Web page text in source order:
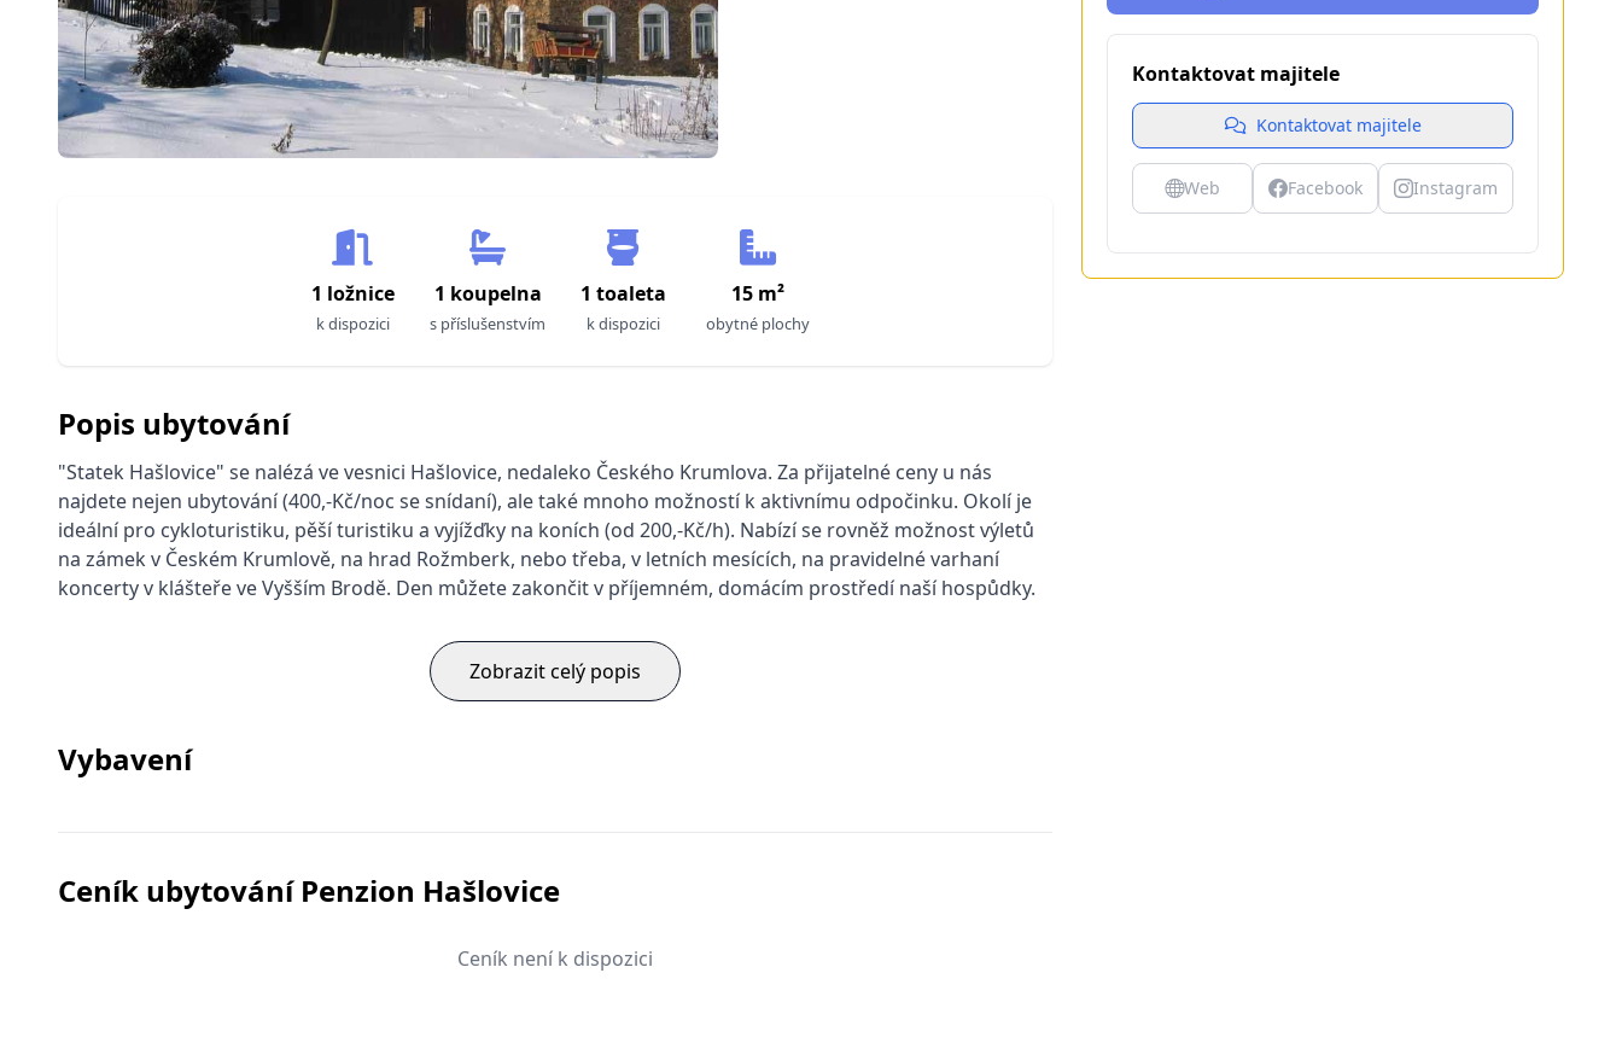
1 ložnice
k dispozici
1 koupelna
s příslušenstvím
1 toaleta
k dispozici
15 m²
obytné plochy
Popis ubytování
"Statek Hašlovice" se nalézá ve vesnici Hašlovice, nedaleko Českého Krumlova. Za přijatelné ceny u nás
najdete nejen ubytování (400,-Kč/noc se snídaní), ale také mnoho možností k aktivnímu odpočinku. Okolí je
ideální pro cykloturistiku, pěší turistiku a vyjížďky na koních (od 200,-Kč/h). Nabízí se rovněž možnost výletů
na zámek v Českém Krumlově, na hrad Rožmberk, nebo třeba, v letních mesících, na pravidelné varhaní
koncerty v klášteře ve Vyšším Brodě. Den můžete zakončit v příjemném, domácím prostředí naší hospůdky.
Zobrazit celý popis
Vybavení
Ceník ubytování Penzion Hašlovice
Ceník není k dispozici
Kontaktovat majitele
Kontaktovat majitele
Web Facebook Instagram